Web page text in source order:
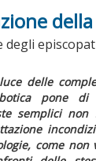
degli
delle
pone di
semplici
come